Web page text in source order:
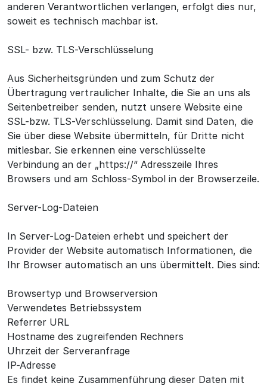
anderen Verantwortlichen verlangen, erfolgt dies nur,
soweit es technisch machbar ist.
SSL- bzw. TLS-Verschlüsselung
Aus Sicherheitsgründen und zum Schutz der
Übertragung vertraulicher Inhalte, die Sie an uns als
Seitenbetreiber senden, nutzt unsere Website eine
SSL-bzw. TLS-Verschlüsselung. Damit sind Daten, die
Sie über diese Website übermitteln, für Dritte nicht
mitlesbar. Sie erkennen eine verschlüsselte
Verbindung an der „https://“ Adresszeile Ihres
Browsers und am Schloss-Symbol in der Browserzeile.
Server-Log-Dateien
In Server-Log-Dateien erhebt und speichert der
Provider der Website automatisch Informationen, die
Ihr Browser automatisch an uns übermittelt. Dies sind:
Browsertyp und Browserversion
Verwendetes Betriebssystem
Referrer URL
Hostname des zugreifenden Rechners
Uhrzeit der Serveranfrage
IP-Adresse
Es findet keine Zusammenführung dieser Daten mit